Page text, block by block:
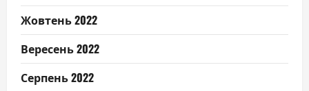
Жовтень 2022
Вересень 2022
Серпень 2022